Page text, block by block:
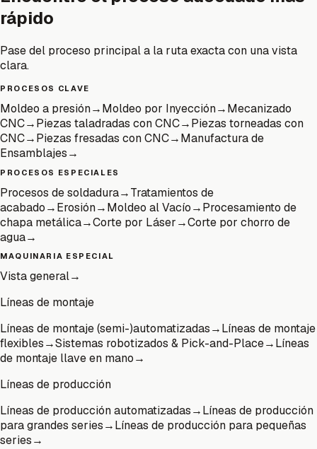
rápido
Pase del proceso principal a la ruta exacta con una vista
clara.
PROCESOS CLAVE
Moldeo a presión→Moldeo por Inyección→Mecanizado
CNC→Piezas taladradas con CNC→Piezas torneadas con
CNC→Piezas fresadas con CNC→Manufactura de
Ensamblajes→
PROCESOS ESPECIALES
Procesos de soldadura→Tratamientos de
acabado→Erosión→Moldeo al Vacío→Procesamiento de
chapa metálica→Corte por Láser→Corte por chorro de
agua→
MAQUINARIA ESPECIAL
Vista general→
Líneas de montaje
Líneas de montaje (semi-)automatizadas→Líneas de montaje
flexibles→Sistemas robotizados & Pick-and-Place→Líneas
de montaje llave en mano→
Líneas de producción
Líneas de producción automatizadas→Líneas de producción
para grandes series→Líneas de producción para pequeñas
series→